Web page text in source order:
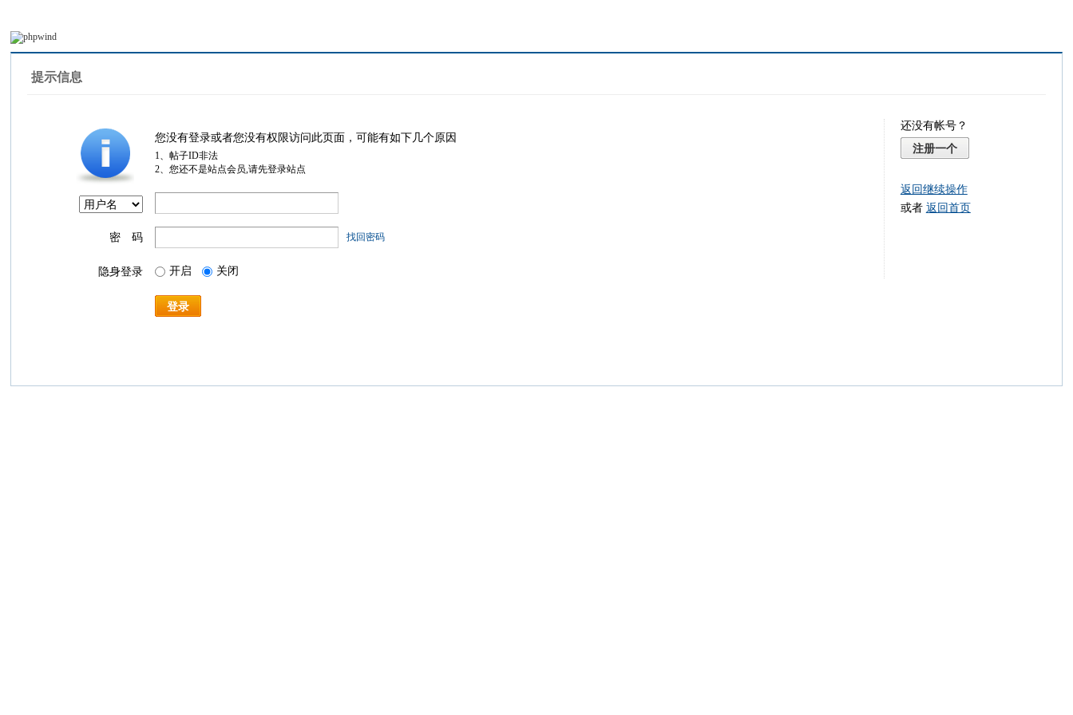
提示信息
您没有登录或者您没有权限访问此页面，可能有如下几个原因
1、帖子ID非法
2、您还不是站点会员,请先登录站点
密 码 找回密码
隐身登录 开启 关闭
登录
还没有帐号？
注册一个
返回继续操作
或者 返回首页